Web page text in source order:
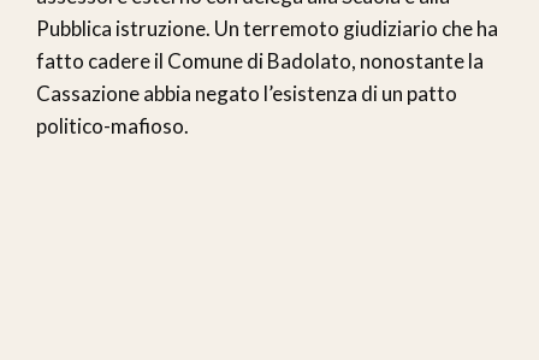
Pubblica istruzione. Un terremoto giudiziario che ha
fatto cadere il Comune di Badolato, nonostante la
Cassazione abbia negato l’esistenza di un patto
politico-mafioso.